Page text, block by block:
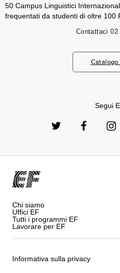
50 Campus Linguistici
frequentati da studenti di oltre 100
Contattaci 02
Catalogo
Segui
Chi siamo
Uffici EF
Tutti i programmi EF
Lavorare per EF
Informativa sulla privacy